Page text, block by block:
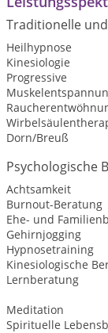
Traditionelle
Heilhypnose
Kinesiologie
Progressive
Dorn/Breuß
Psychologische
Achtsamkeit
Burnout-Beratung
Ehe- und
Gehirnjogging
Hypnosetraining
Kinesiologische
Lernberatung
Meditation
Spirituelle